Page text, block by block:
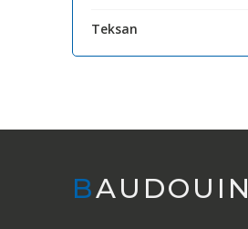
Teksan
BAUDOUIN